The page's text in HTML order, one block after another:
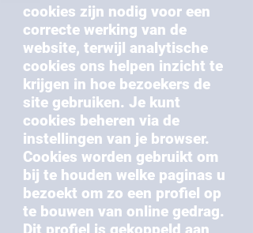
cookies zijn nodig voor een
correcte werking van de
website, terwijl analytische
cookies ons helpen inzicht te
krijgen in hoe bezoekers de
site gebruiken. Je kunt
cookies beheren via de
instellingen van je browser.
Cookies worden gebruikt om
bij te houden welke paginas u
bezoekt om zo een profiel op
te bouwen van online gedrag.